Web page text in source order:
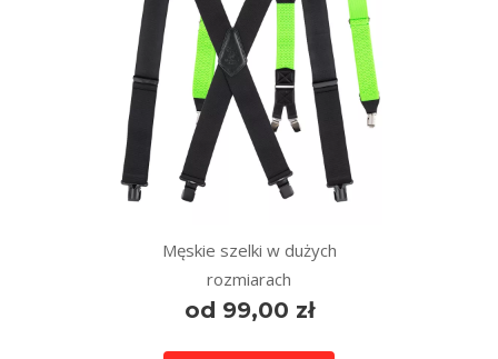
Męskie szelki w dużych
rozmiarach
od 99,00 zł